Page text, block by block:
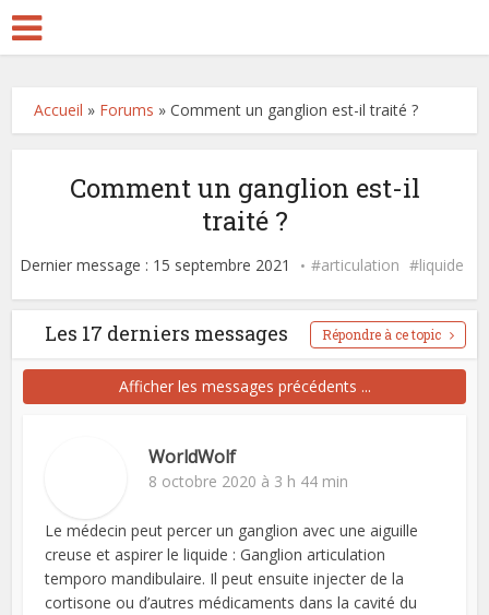
Accueil » Forums »Comment un ganglion est-il traité ?
Comment un ganglion est-il
traité ?
Dernier message : 15 septembre 2021 articulation liquide
Les 17 derniers messages Répondre à ce topic
Afficher les messages précédents ...
WorldWolf
8 octobre 2020 à 3 h 44 min
Le médecin peut percer un ganglion avec une aiguille
creuse et aspirer le liquide : Ganglion articulation
temporo mandibulaire. Il peut ensuite injecter de la
cortisone ou d’autres médicaments dans la cavité du